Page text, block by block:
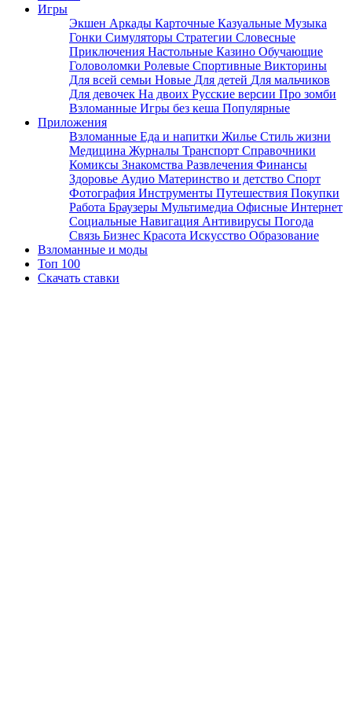
Игры
Экшен Аркады Карточные Казуальные Музыка
Гонки Симуляторы Стратегии Словесные
Приключения Настольные Казино Обучающие
Головоломки Ролевые Спортивные Викторины
Для всей семьи Новые Для детей Для мальчиков
Для девочек На двоих Русские версии Про зомби
Взломанные Игры без кеша Популярные
Приложения
Взломанные Еда и напитки Жилье Стиль жизни
Медицина Журналы Транспорт Справочники
Комиксы Знакомства Развлечения Финансы
Здоровье Аудио Материнство и детство Спорт
Фотография Инструменты Путешествия Покупки
Работа Браузеры Мультимедиа Офисные Интернет
Социальные Навигация Антивирусы Погода
Связь Бизнес Красота Искусство Образование
Взломанные и моды
Топ 100
Скачать ставки